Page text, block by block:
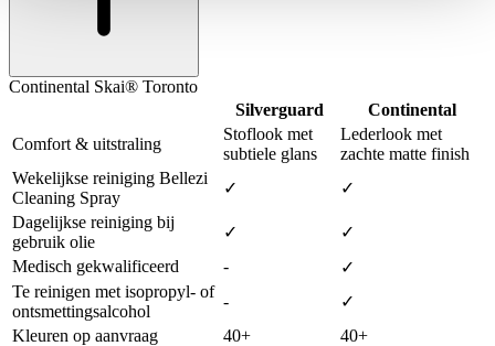
Continental Skai® Toronto
Silverguard
Continental
Comfort & uitstraling
Stoflook met
subtiele glans
Lederlook met
zachte matte finish
Wekelijkse reiniging Bellezi
Cleaning Spray
✓
✓
Dagelijkse reiniging bij
gebruik olie
✓
✓
Medisch gekwalificeerd
-
✓
Te reinigen met isopropyl- of
ontsmettingsalcohol
-
✓
Kleuren op aanvraag
40+ 40+